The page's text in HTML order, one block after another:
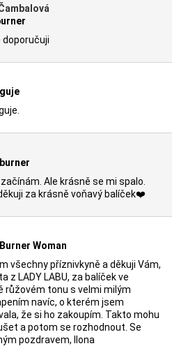
doporučuji
Ale krásně se mi spalo.
za krásně voňavý balíček❤️
Woman
všechny příznivkyně a děkuji Vám,
z LADY LABU, za balíček ve
růžovém tonu s velmi milým
navíc, o kterém jsem
že si ho zakoupím. Takto mohu
a potom se rozhodnout. Se
pozdravem, Ilona